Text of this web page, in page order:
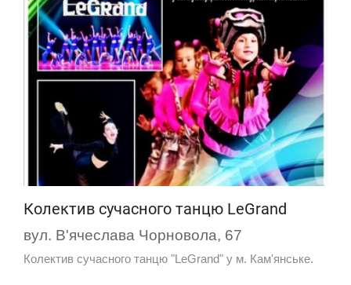
Колектив сучасного танцю LeGrand
вул. В'ячеслава Чорновола, 67
Колектив сучасного танцю "LeGrand" у м. Кам'янське.